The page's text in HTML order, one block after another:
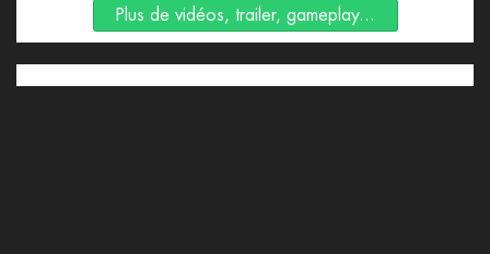
Plus de vidéos, trailer, gameplay...